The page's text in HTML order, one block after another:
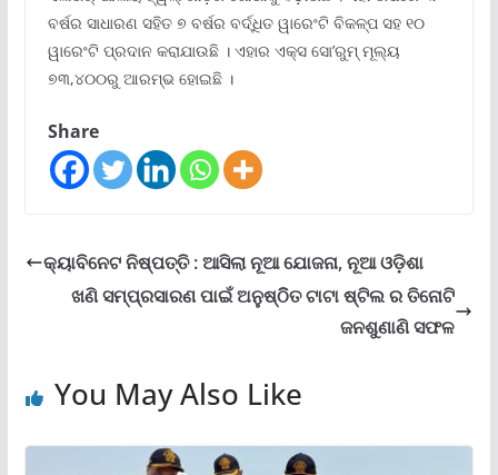
ବର୍ଷର ସାଧାରଣ ସହିତ ୭ ବର୍ଷର ବର୍ଦ୍ଧିତ ୱାରେଂଟି ବିକଳ୍ପ ସହ ୧୦
ୱାରେଂଟି ପ୍ରଦାନ କରାଯାଉଛି । ଏହାର ଏକ୍ସ ସୋ’ରୁମ୍ ମୂଲ୍ୟ
୭୩,୪୦୦ରୁ ଆରମ୍ଭ ହୋଇଛି ।
Share
କ୍ୟାବିନେଟ ନିଷ୍ପତ୍ତି : ଆସିଲା ନୂଆ ଯୋଜନା, ନୂଆ ଓଡ଼ିଶା
ଖଣି ସମ୍ପ୍ରସାରଣ ପାଇଁ ଅନୁଷ୍ଠିିତ ଟାଟା ଷ୍ଟିଲ ର ତିନୋଟି
ଜନଶୁଣାଣି ସଫଳ
You May Also Like